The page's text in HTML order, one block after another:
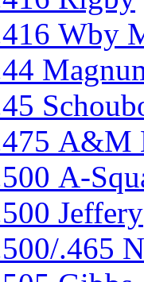
Wby
A&M
A-
Jeffery
.465